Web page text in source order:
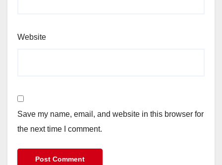
Website
Save my name, email, and website in this browser for
the next time I comment.